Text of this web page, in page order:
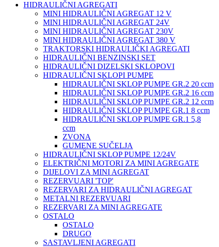
HIDRAULIČNI AGREGATI
MINI HIDRAULIČNI AGREGAT 12 V
MINI HIDRAULIČNI AGREGAT 24V
MINI HIDRAULIČNI AGREGAT 230V
MINI HIDRAULIČNI AGREGAT 380 V
TRAKTORSKI HIDRAULIČKI AGREGATI
HIDRAULIČNI BENZINSKI SET
HIDRAULIČNI DIZELSKI SKLOPOVI
HIDRAULIČNI SKLOPI PUMPE
HIDRAULIČNI SKLOP PUMPE GR.2 20 ccm
HIDRAULIČNI SKLOP PUMPE GR.2 16 ccm
HIDRAULIČNI SKLOP PUMPE GR.2 12 ccm
HIDRAULIČNI SKLOP PUMPE GR.1 8 ccm
HIDRAULIČNI SKLOP PUMPE GR.1 5,8
ccm
ZVONA
GUMENE SUČELJA
HIDRAULIČNI SKLOP PUMPE 12/24V
ELEKTRIČNI MOTORI ZA MINI AGREGATE
DIJELOVI ZA MINI AGREGAT
REZERVUARI 'TOP'
REZERVARI ZA HIDRAULIČNI AGREGAT
METALNI REZERVUARI
REZERVARI ZA MINI AGREGATE
OSTALO
OSTALO
DRUGO
SASTAVLJENI AGREGATI